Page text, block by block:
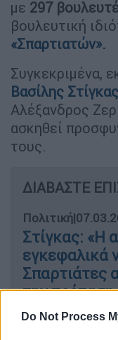
Do Not Process
με 297
βουλευτική
«Σπαρτιατών».
Συγκεκριμένα,
Βασίλης Στίγκας
Αλέξανδρος
ασκηθεί
τους.
ΔΙΑΒΑΣΤΕ
Πολιτική|
Στίγκας: «Η
εγκεφαλικά
Σπαρτιάτες
την πρόταση